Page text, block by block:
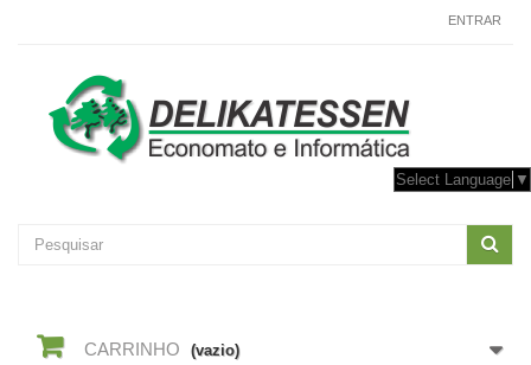
ENTRAR
Select Language ▼
CARRINHO (vazio)